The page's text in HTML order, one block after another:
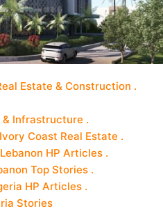
Estate & Construction
Infrastructure
Ivory Coast Real Estate
Lebanon HP Articles
Top Stories
HP Articles
Stories